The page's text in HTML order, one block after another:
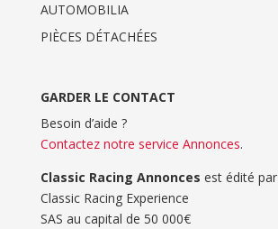
AUTOMOBILIA
PIÈCES DÉTACHÉES
GARDER LE CONTACT
Besoin d’aide ?
Contactez notre service Annonces.
Classic Racing Annonces est édité par
Classic Racing Experience
SAS au capital de 50 000€